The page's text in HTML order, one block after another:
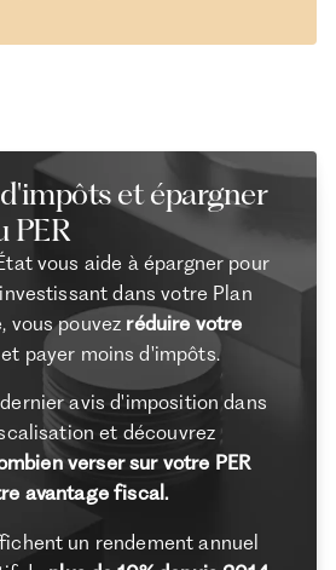
et épargner
PER
vous aide à épargner pour
dans votre Plan
vous pouvez réduire votre
payer moins d'impôts.
avis d'imposition dans
et découvrez
verser sur votre PER
avantage fiscal.
un rendement annuel